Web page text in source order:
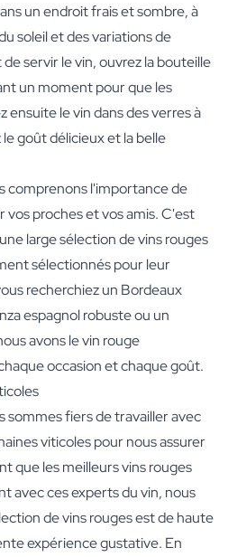
un endroit frais et sombre, à
soleil et des variations de
servir le vin, ouvrez la bouteille
un moment pour que les
ensuite le vin dans des verres à
goût délicieux et la belle
comprenons l'importance de
vos proches et vos amis. C'est
large sélection de vins rouges
sélectionnés pour leur
recherchiez un Bordeaux
espagnol robuste ou un
avons le vin rouge
occasion et chaque goût.
sommes fiers de travailler avec
viticoles pour nous assurer
que les meilleurs vins rouges
avec ces experts du vin, nous
de vins rouges est de haute
expérience gustative. En